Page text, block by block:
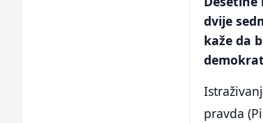
dvije
kaže da
pravda